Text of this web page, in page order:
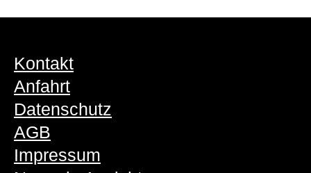
Kontakt
Anfahrt
Datenschutz
AGB
Impressum